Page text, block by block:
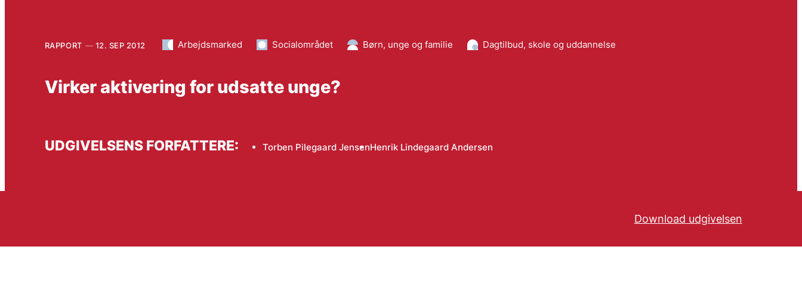
RAPPORT 12. SEP 2012 Arbejdsmarked Socialområdet Børn, unge og familie Dagtilbud, skole og uddannelse
Virker aktivering for udsatte unge?
UDGIVELSENS FORFATTERE: Torben Pilegaard JensenHenrik Lindegaard Andersen
Download udgivelsen